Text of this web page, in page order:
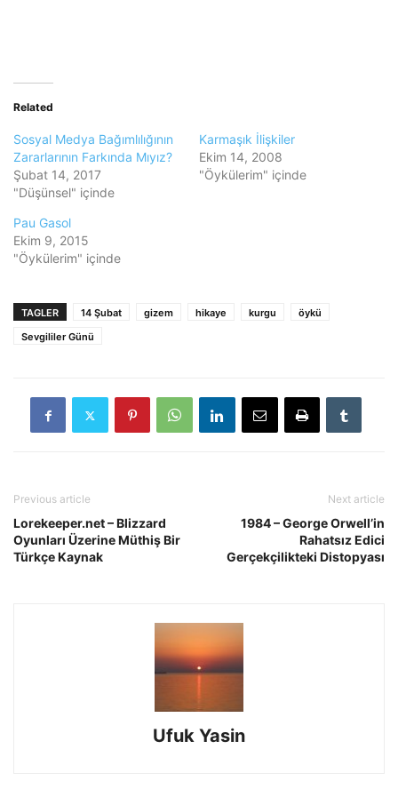
Related
Sosyal Medya Bağımlılığının
Zararlarının Farkında Mıyız?
Şubat 14, 2017
"Düşünsel" içinde
Karmaşık İlişkiler
Ekim 14, 2008
"Öykülerim" içinde
Pau Gasol
Ekim 9, 2015
"Öykülerim" içinde
TAGLER 14 Şubat gizem hikaye kurgu
öykü
Sevgililer Günü
Previous article
Lorekeeper.net – Blizzard
Oyunları Üzerine Müthiş Bir
Türkçe Kaynak
Next article
1984 – George Orwell’in
Rahatsız Edici
Gerçekçilikteki Distopyası
Ufuk Yasin